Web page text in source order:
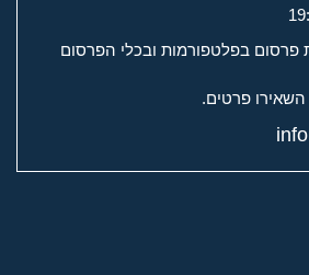
בפלטפורמות ובכלי הפרסום
פרטים.